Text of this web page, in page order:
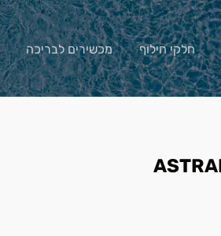
חלקי חילוף מכשירים לבריכה